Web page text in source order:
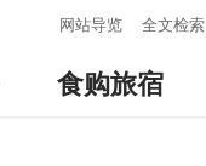
网站导览 全文检索
食购旅宿